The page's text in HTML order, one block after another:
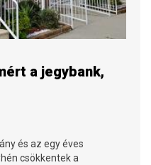
a jegybank,
és az egy éves
csökkentek a